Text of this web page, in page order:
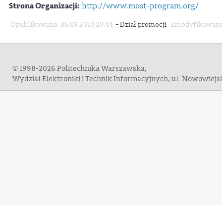
Strona Organizacji: http://www.most-program.org/
Opublikowano: 06.09.2010 20:44 -Dział promocji
© 1998-2026 Politechnika Warszawska,
Wydział Elektroniki i Technik Informacyjnych, ul.